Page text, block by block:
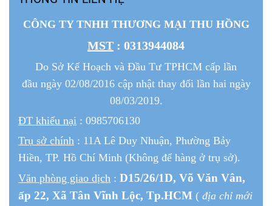
CÔNG TY TNHH THƯƠNG MẠI THU HỒNG
MST : 0313944084
Do Sở Kế Hoạch và Đầu Tư TPHCM cấp lần
đầu ngày 02/08/2016 cập nhật thay đổi lần hai ngày
08/03/2019.
ĐT khiếu nại : 0985706130
Trụ sở chính : 11A Lê Duy Nhuận, Phường Bảy
Hiền, TP. Hồ Chí Minh (Không để hàng ở trụ sở).
Văn phòng giao dịch : D15/26/1D, Võ Văn Vân,
ấp 22, Xã Tân Vĩnh Lộc, Tp.HCM ( địa chỉ mới